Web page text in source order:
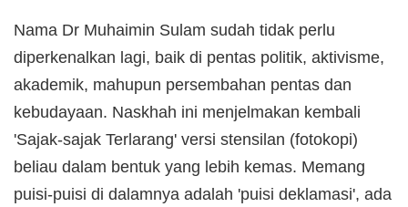
Nama Dr Muhaimin Sulam sudah tidak perlu
diperkenalkan lagi, baik di pentas politik, aktivisme,
akademik, mahupun persembahan pentas dan
kebudayaan. Naskhah ini menjelmakan kembali
'Sajak-sajak Terlarang' versi stensilan (fotokopi)
beliau dalam bentuk yang lebih kemas. Memang
puisi-puisi di dalamnya adalah 'puisi deklamasi', ada